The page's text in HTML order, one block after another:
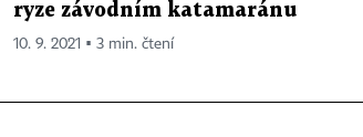
ryze závodním katamaránu
10. 9. 2021 ▪ 3 min. čtení